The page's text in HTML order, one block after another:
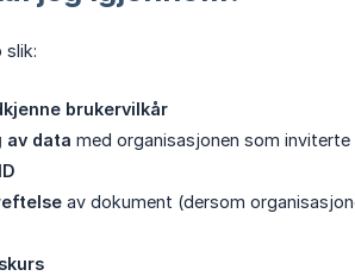
slik:
brukervilkår
av data med organisasjonen som inviterte
av dokument (dersom